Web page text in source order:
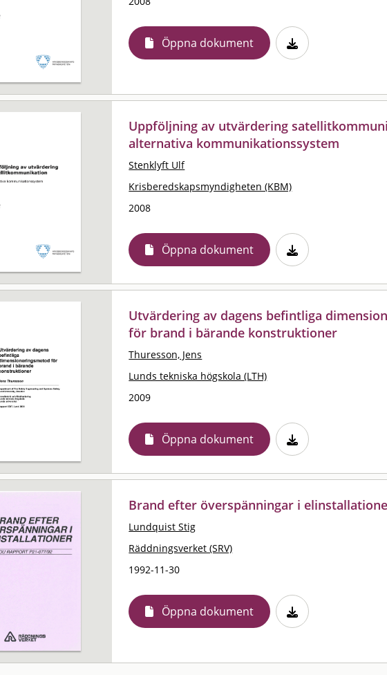
Öppna dokument
Uppföljning av utvärdering
alternativa kommunikationssystem
Stenklyft Ulf
Krisberedskapsmyndigheten (KBM)
2008
Öppna dokument
Utvärdering av dagens befintliga
för brand i bärande konstruktioner
Thuresson, Jens
Lunds tekniska högskola (LTH)
2009
Öppna dokument
Brand efter överspänningar i
Lundquist Stig
Räddningsverket (SRV)
1992-11-30
Öppna dokument